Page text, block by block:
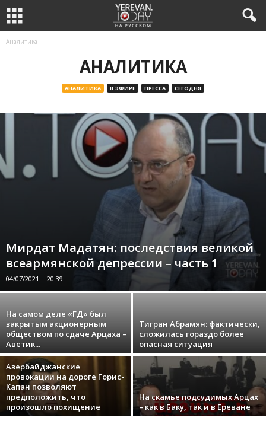
Аналитика
АНАЛИТИКА
АНАЛИТИКА В ЭФИРЕ ПРЕССА СЕГОДНЯ
Мирдат Мадатян: последствия великой
всеармянской депрессии – часть 1
04/07/2021 | 20:39
На самом деле «ГД» был
закрытым акционерным
обществом по сдаче Арцаха –
Аветик...
Тигран Абрамян: фактически,
сложилась гораздо более
опасная ситуация
Азербайджанские
провокации на дороге Горис-
Капан позволяют
предположить, что
произошло похищение
На скамье подсудимых Арцах
– как в Баку, так и в Ереване